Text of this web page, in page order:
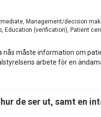
Management/decision
Education (verification), Patient
nås måste information om
arbete för en
de ser ut, samt en